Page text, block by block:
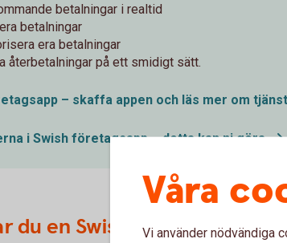
betalningar i realtid
betalningar
era betalningar
återbetalningar på ett smidigt sätt.
– skaffa appen och läs mer om
i Swish företagsapp – detta kan nigöra
du en Swish-rapport
Våra
Vi använder nödvändiga